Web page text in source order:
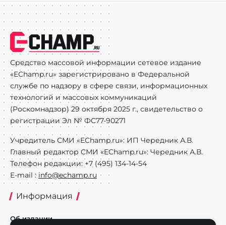
Средство массовой информации сетевое издание
«EChamp.ru» зарегистрировано в Федеральной
службе по надзору в сфере связи, информационных
технологий и массовых коммуникаций
(Роскомнадзор) 29 октября 2025 г., свидетельство о
регистрации Эл № ФС77-90271
Учредитель СМИ «EChamp.ru»: ИП Чередник А.В.
Главный редактор СМИ «EChamp.ru»: Чередник А.В.
Телефон редакции: +7 (495) 134-14-54
E-mail : info@echamp.ru
Информация
Об издании